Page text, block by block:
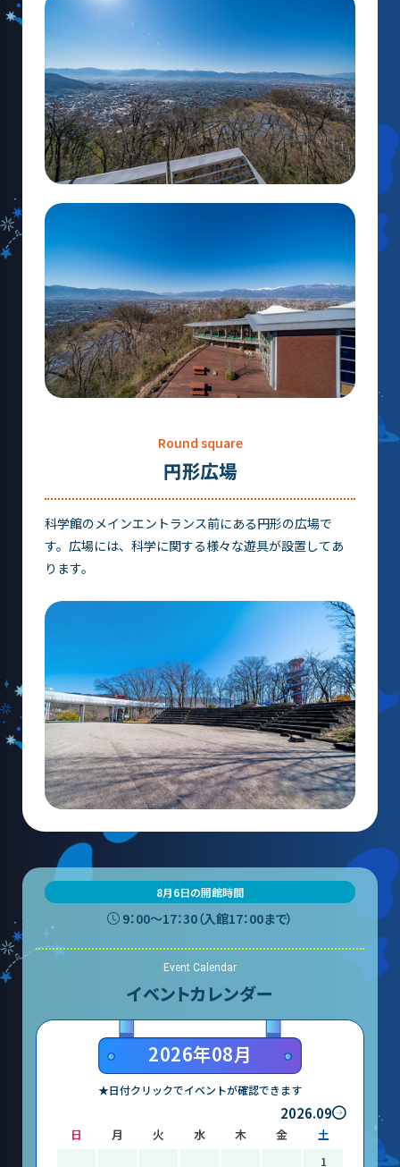
あそびの部屋
マルチメディアコーナー
常設展示室
大村智名誉館長
サイエンスショーブース
中庭テラス
作品展
科学作品展
大村賞
天文グループアルバイト募集
実験・展示分野のアルバイト募集
インフォメーション アルバイト募集
職場体験・実習・CST
職場体験について
博物館実習について
山梨大学CSTの受講者の方へ
名誉館長あいさつ
サイトポリシー
プライバシーポリシー
イベント
動画配信
Round square
円形広場
科学館のメインエントランス前にある円形の広場で
す。広場には、科学に関する様々な遊具が設置してあ
ります。
8月6日の開館時間
9：00〜17：30（入館17：00まで）
Event Calendar
イベントカレンダー
2026年08月
★日付クリックでイベントが確認できます
2026.09
日 月 火 水 木 金
土
1